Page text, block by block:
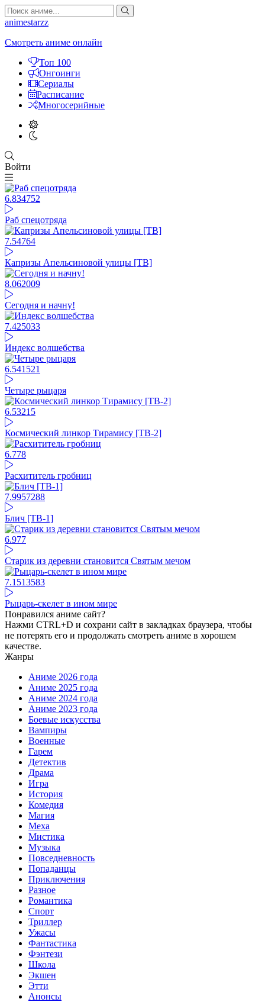
animestarzz
Смотреть аниме онлайн
Топ 100
Онгоинги
Сериалы
Расписание
Многосерийные
Войти
6.834752
Раб спецотряда
7.54764
Капризы Апельсиновой улицы [ТВ]
8.062009
Сегодня и начну!
7.425033
Индекс волшебства
6.541521
Четыре рыцаря
6.53215
Космический линкор Тирамису [ТВ-2]
6.778
Расхититель гробниц
7.9957288
Блич [ТВ-1]
6.977
Старик из деревни становится Святым мечом
7.1513583
Рыцарь-скелет в ином мире
Понравился аниме сайт?
Нажми CTRL+D и сохрани сайт в закладках браузера, чтобы
не потерять его и продолжать смотреть аниме в хорошем
качестве.
Жанры
Аниме 2026 года
Аниме 2025 года
Аниме 2024 года
Аниме 2023 года
Боевые искусства
Вампиры
Военные
Гарем
Детектив
Драма
Игра
История
Комедия
Магия
Меха
Мистика
Музыка
Повседневность
Попаданцы
Приключения
Разное
Романтика
Спорт
Триллер
Ужасы
Фантастика
Фэнтези
Школа
Экшен
Этти
Анонсы